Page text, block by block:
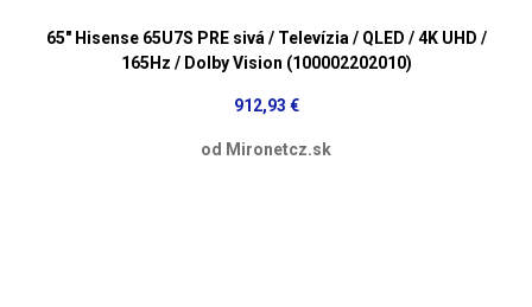
65" Hisense 65U7S PRE sivá / Televízia / QLED / 4K UHD /
165Hz / Dolby Vision (100002202010)
912,93 €
od Mironetcz.sk